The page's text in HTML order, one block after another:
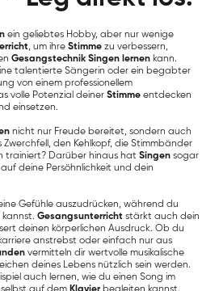
ein geliebtes Hobby, aber nur wenige
, um ihreStimme zu verbessern,
Gesangstechnik Singen lernen kann.
talentierte Sängerin oder ein begabter
von einem professionellem
volle Potenzial deinerStimme entdecken
einsetzen.
nicht nur Freude bereitet, sondern auch
Zwerchfell, den Kehlkopf, die Stimmbänder
trainiert? Darüber hinaus hatSingen sogar
deine Persöhnlichkeit und dein
Gefühle auszudrücken, während du
kannst.Gesangsunterricht stärkt auch dein
deinen körperlichen Ausdruck. Ob du
anstrebst oder einfach nur aus
vermitteln dir wertvolle musikalische
deines Lebens nützlich sein werden.
auch lernen, wie du einen Song im